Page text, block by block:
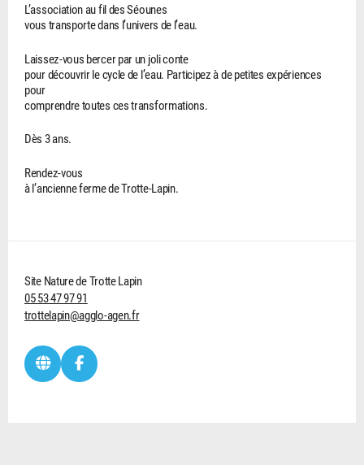
L’association au fil des Séounes
vous transporte dans l’univers de l’eau.
Laissez-vous bercer par un joli conte
pour découvrir le cycle de l’eau. Participez à de petites expériences
pour
comprendre toutes ces transformations.
Dès 3 ans.
Rendez-vous
à l’ancienne ferme de Trotte-Lapin.
Site Nature de Trotte Lapin
05 53 47 97 91
trottelapin@agglo-agen.fr